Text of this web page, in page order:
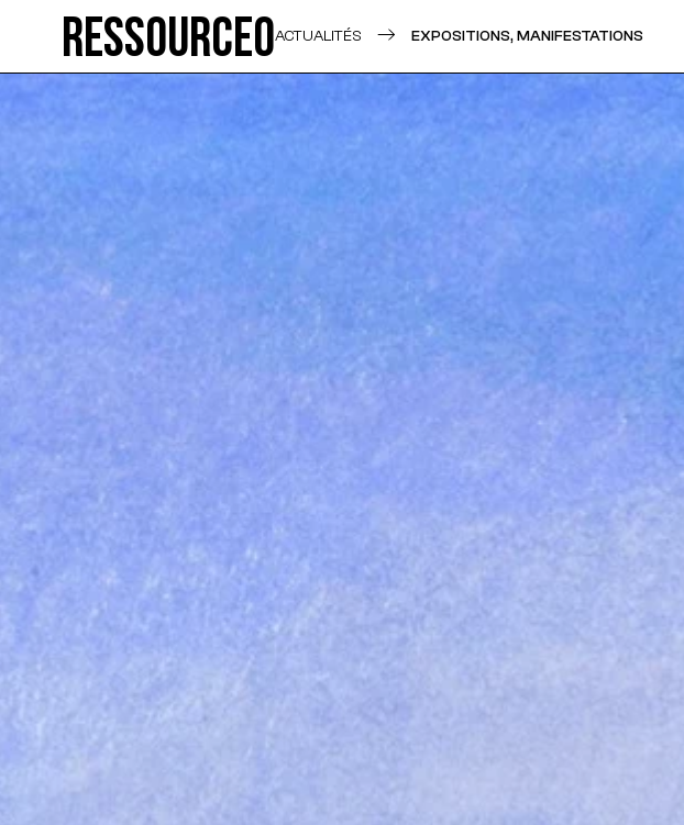
Ressource0ACTUALITÉS EXPOSITIONS, MANIFESTATIONS